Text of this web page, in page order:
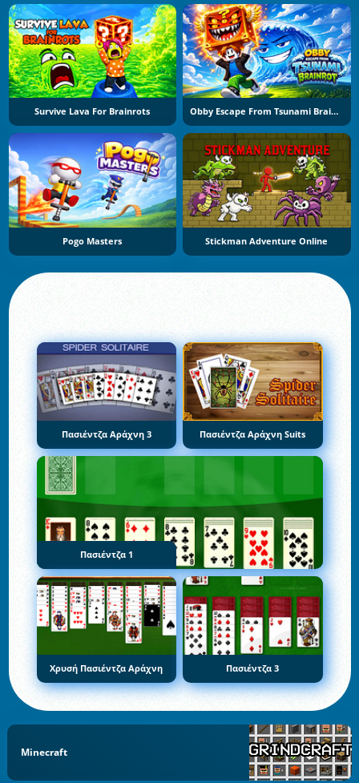
Survive Lava For Brainrots Obby Escape From Tsunami Brainrot
Pogo Masters Stickman Adventure Online
Πασιέντζα Αράχνη 3 Πασιέντζα Αράχνη Suits
Πασιέντζα 1
Χρυσή Πασιέντζα Αράχνη Πασιέντζα 3
Minecraft